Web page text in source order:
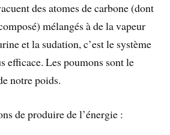
des atomes de carbone (dont
mélangés à de la vapeur
et la sudation, c’est le système
efficace. Les poumons sont le
notre poids.
de produire de l’énergie :